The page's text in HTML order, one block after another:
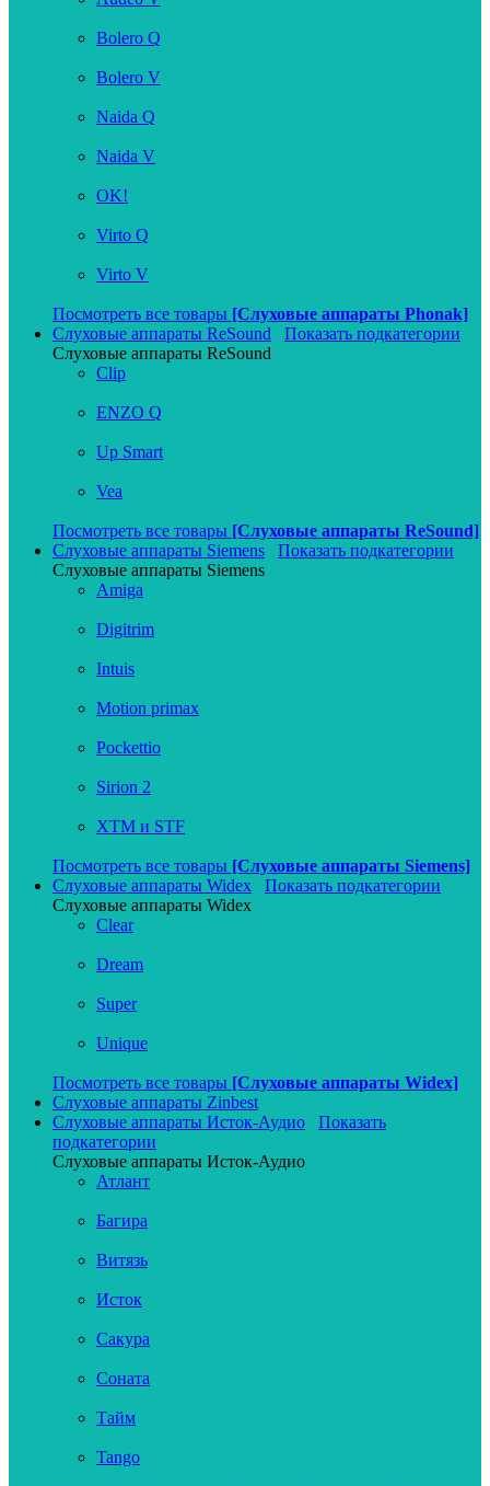
Bolero Q
Bolero V
Naida Q
Naida V
OK!
Virto Q
Virto V
Посмотреть все товары [Слуховые аппараты Phonak]
Слуховые аппараты ReSound
Показать подкатегории
Слуховые аппараты ReSound
Clip
ENZO Q
Up Smart
Vea
Посмотреть все товары [Слуховые аппараты ReSound]
Слуховые аппараты Siemens
Показать подкатегории
Слуховые аппараты Siemens
Amiga
Digitrim
Intuis
Motion primax
Pockettio
Sirion 2
XTM и STF
Посмотреть все товары [Слуховые аппараты Siemens]
Слуховые аппараты Widex
Показать подкатегории
Слуховые аппараты Widex
Clear
Dream
Super
Unique
Посмотреть все товары [Слуховые аппараты Widex]
Слуховые аппараты Zinbest
Слуховые аппараты Исток-Аудио
Показать
подкатегории
Слуховые аппараты Исток-Аудио
Атлант
Багира
Витязь
Исток
Сакура
Соната
Тайм
Tango